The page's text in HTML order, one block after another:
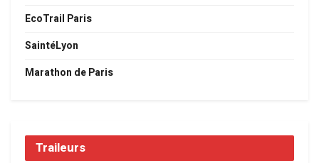
EcoTrail Paris
SaintéLyon
Marathon de Paris
Traileurs